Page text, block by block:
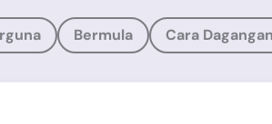
Bermula Cara